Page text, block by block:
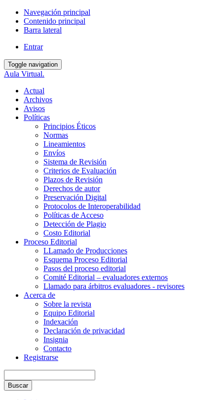
Navegación principal
Contenido principal
Barra lateral
Entrar
Toggle navigation
Aula Virtual.
Actual
Archivos
Avisos
Políticas
Principios Éticos
Normas
Lineamientos
Envíos
Sistema de Revisión
Criterios de Evaluación
Plazos de Revisión
Derechos de autor
Preservación Digital
Protocolos de Interoperabilidad
Políticas de Acceso
Detección de Plagio
Costo Editorial
Proceso Editorial
LLamado de Producciones
Esquema Proceso Editorial
Pasos del proceso editorial
Comité Editorial – evaluadores externos
Llamado para árbitros evaluadores - revisores
Acerca de
Sobre la revista
Equipo Editorial
Indexación
Declaración de privacidad
Insignia
Contacto
Registrarse
Buscar